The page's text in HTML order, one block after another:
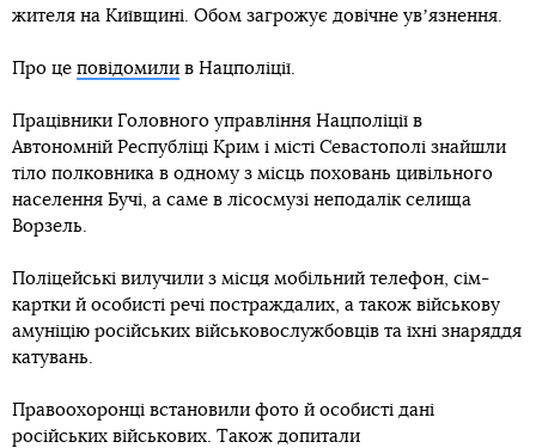
жителя на Київщині. Обом загрожує довічне увʼязнення.
Про це повідомили в Нацполіції.
Працівники Головного управління Нацполіції в
Автономній Республіці Крим і місті Севастополі знайшли
тіло полковника в одному з місць поховань цивільного
населення Бучі, а саме в лісосмузі неподалік селища
Ворзель.
Поліцейські вилучили з місця мобільний телефон, сім-
картки й особисті речі постраждалих, а також військову
амуніцію російських військовослужбовців та їхні знаряддя
катувань.
Правоохоронці встановили фото й особисті дані
російських військових. Також допитали